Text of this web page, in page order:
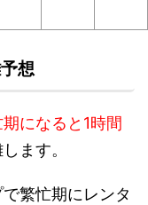
想
になると1時間
ます。
繁忙期にレンタ